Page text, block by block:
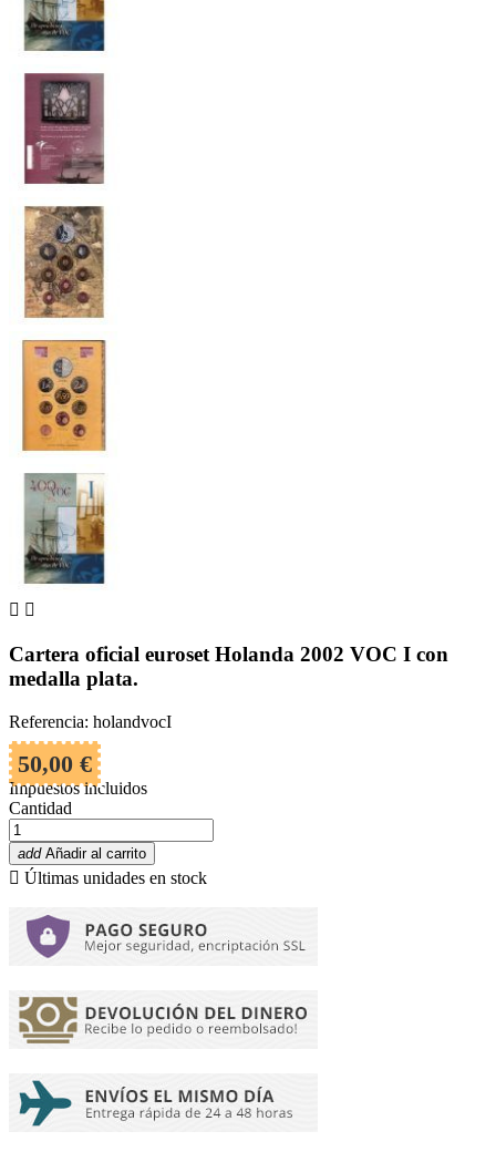
 
Cartera oficial euroset Holanda 2002 VOC I con
medalla plata.
Referencia: holandvocI
50,00 €
Impuestos incluidos
Cantidad
add Añadir al carrito
 Últimas unidades en stock